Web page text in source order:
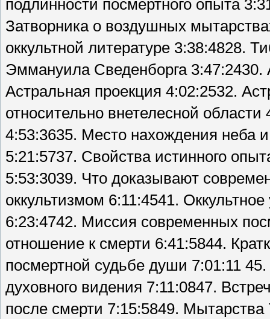
подлинности посмертного опыта
Затворника о воздушных
оккультной литературе 3:38:4828.
Эммануила Сведенборга 3:47:2430.
Астральная проекция 4:02:2532.
относительно внетелесной
4:53:3635. Место нахождения неба
5:21:5737. Свойства истинного
5:53:3039. Что доказывают
оккультизмом 6:11:4541.
6:23:4742. Миссия современных
отношение к смерти 6:41:5844.
посмертной судьбе души 7:01:11
духовного видения 7:11:0847.
после смерти 7:15:5849.